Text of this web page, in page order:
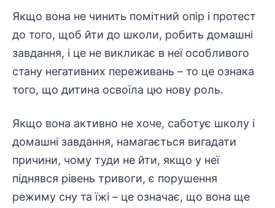
Якщо вона не чинить помітний опір і протест
до того, щоб йти до школи, робить домашні
завдання, і це не викликає в неї особливого
стану негативних переживань – то це ознака
того, що дитина освоїла цю нову роль.
Якщо вона активно не хоче, саботує школу і
домашні завдання, намагається вигадати
причини, чому туди не йти, якщо у неї
піднявся рівень тривоги, є порушення
режиму сну та їжі – це означає, що вона ще